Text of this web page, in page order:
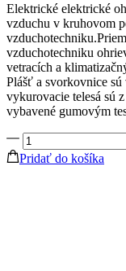
Elektrické elektrické
vzduchu v kruhovom
vzduchotechniku
vetracích a
Plášť a svorkovnice sú
vykurovacie telesá sú
vybavené gumovým
množstvo
Elektrický
potrubný
Pridať do košíka